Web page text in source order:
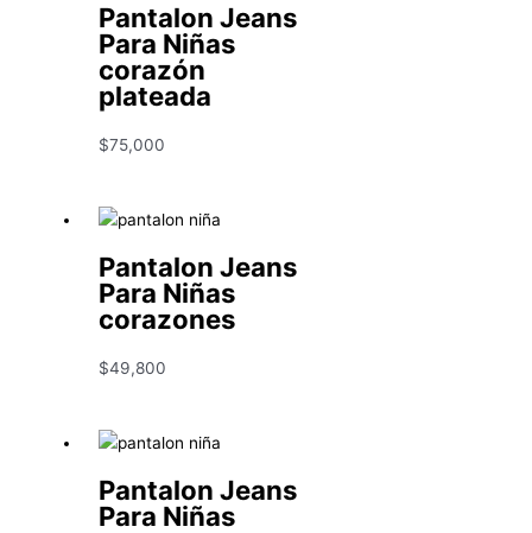
Pantalon Jeans
Para Niñas
corazón
plateada
$75,000
Pantalon Jeans
Para Niñas
corazones
$49,800
Pantalon Jeans
Para Niñas